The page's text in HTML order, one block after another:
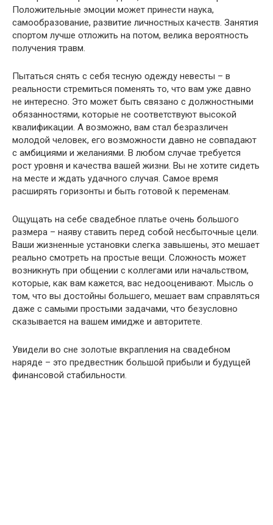
Положительные эмоции может принести наука,
самообразование, развитие личностных качеств. Занятия
спортом лучше отложить на потом, велика вероятность
получения травм.
Пытаться снять с себя тесную одежду невесты – в
реальности стремиться поменять то, что вам уже давно
не интересно. Это может быть связано с должностными
обязанностями, которые не соответствуют высокой
квалификации. А возможно, вам стал безразличен
молодой человек, его возможности давно не совпадают
с амбициями и желаниями. В любом случае требуется
рост уровня и качества вашей жизни. Вы не хотите сидеть
на месте и ждать удачного случая. Самое время
расширять горизонты и быть готовой к переменам.
Ощущать на себе свадебное платье очень большого
размера – наяву ставить перед собой несбыточные цели.
Ваши жизненные установки слегка завышены, это мешает
реально смотреть на простые вещи. Сложность может
возникнуть при общении с коллегами или начальством,
которые, как вам кажется, вас недооценивают. Мысль о
том, что вы достойны большего, мешает вам справляться
даже с самыми простыми задачами, что безусловно
сказывается на вашем имидже и авторитете.
Увидели во сне золотые вкрапления на свадебном
наряде – это предвестник большой прибыли и будущей
финансовой стабильности.